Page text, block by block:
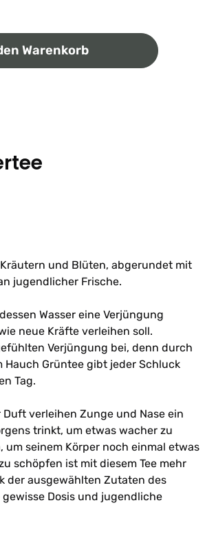
Wert ein oder
Warenkorb
und Blüten, abgerundet mit
jugendlicher Frische.
Wasser eine Verjüngung
neue Kräfte verleihen soll.
Verjüngung bei, denn durch
Grüntee gibt jeder Schluck
Tag.
Duft verleihen Zunge und Nase ein
trinkt, um etwas wacher zu
seinem Körper noch einmal etwas
schöpfen ist mit diesem Tee mehr
der ausgewählten Zutaten des
Dosis und jugendliche